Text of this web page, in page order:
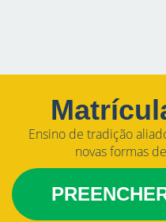
Ensino de tradição
novas formas